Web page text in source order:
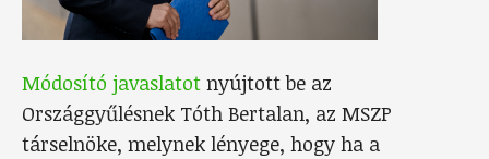
Módosító javaslatot nyújtott be az
Országgyűlésnek Tóth Bertalan, az MSZP
társelnöke, melynek lényege, hogy ha a